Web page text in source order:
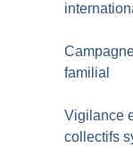
familial
Vigilance
collectifs